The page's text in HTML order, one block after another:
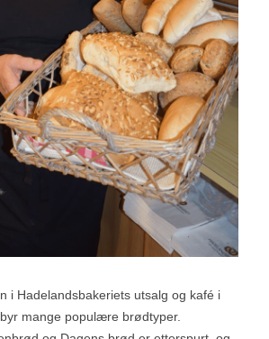
i Hadelandsbakeriets utsalg og kafé i
mange populære brødtyper.